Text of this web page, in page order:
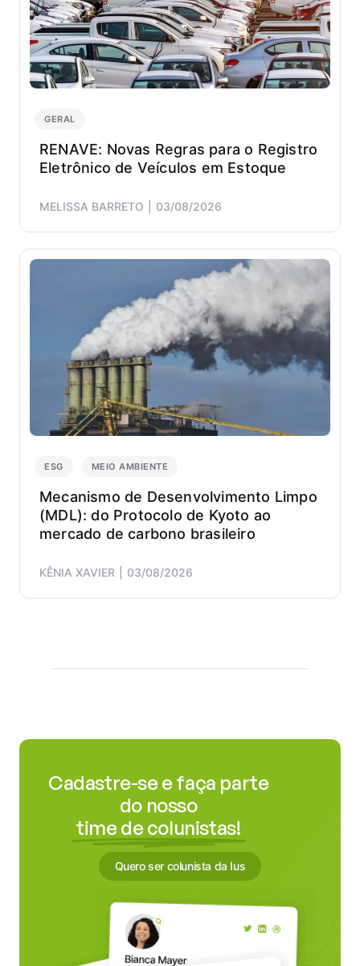
entre
outros
GERAL
RENAVE: Novas Regras para o Registro
Eletrônico de Veículos em Estoque
MELISSA BARRETO 03/08/2026
ESG MEIO AMBIENTE
Mecanismo de Desenvolvimento Limpo
(MDL): do Protocolo de Kyoto ao
mercado de carbono brasileiro
KÊNIA XAVIER 03/08/2026
Cadastre-se e faça parte
do nosso
time de colunistas!
Quero ser colunista da Ius